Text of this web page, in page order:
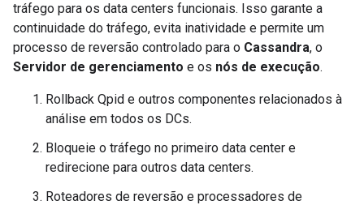
tráfego para os data centers funcionais. Isso garante a
continuidade do tráfego, evita inatividade e permite um
processo de reversão controlado para o Cassandra, o
Servidor de gerenciamento e os nós de execução.
Rollback Qpid e outros componentes relacionados à
análise em todos os DCs.
Bloqueie o tráfego no primeiro data center e
redirecione para outros data centers.
Roteadores de reversão e processadores de